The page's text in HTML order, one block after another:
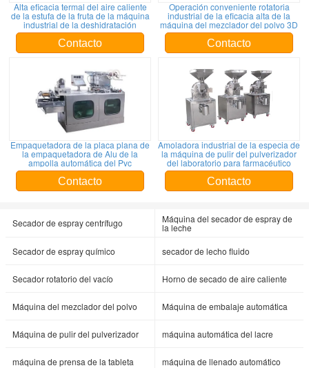
Alta eficacia termal del aire caliente
de la estufa de la fruta de la máquina
industrial de la deshidratación
Contacto
Operación conveniente rotatoria
industrial de la eficacia alta de la
máquina del mezclador del polvo 3D
Contacto
Empaquetadora de la placa plana de
la empaquetadora de Alu de la
ampolla automática del Pvc
Contacto
Amoladora industrial de la especia de
la máquina de pulir del pulverizador
del laboratorio para farmacéutico
Contacto
Secador de espray centrífugo Máquina del secador de espray de
la leche
Secador de espray químico
secador de lecho fluido
Secador rotatorio del vacío Horno de secado de aire caliente
Máquina del mezclador del polvo Máquina de embalaje automática
Máquina de pulir del pulverizador máquina automática del lacre
máquina de prensa de la tableta máquina de llenado automático